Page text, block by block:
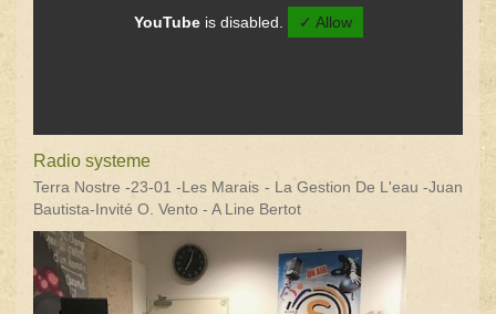
YouTubeis disabled. ✓ Allow
Radio systeme
Terra Nostre -23-01 -Les Marais - La Gestion De L'eau -Juan
Bautista-Invité O. Vento - A Line Bertot